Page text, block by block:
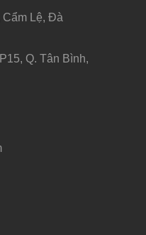
Cẩm Lệ, Đà
Q. Tân Bình,